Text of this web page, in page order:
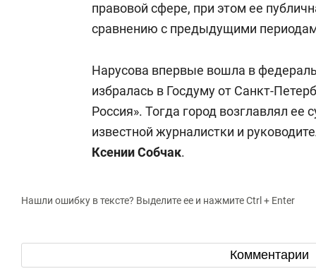
правовой сфере, при этом ее
сравнению с предыдущими
Нарусова впервые вошла в
избралась в Госдуму от Санкт-
Россия». Тогда город возглавлял
известной журналистки и
Ксении Собчак.
Нашли ошибку в тексте? Выделите ее и нажмите Ctrl + Enter
Комментарии